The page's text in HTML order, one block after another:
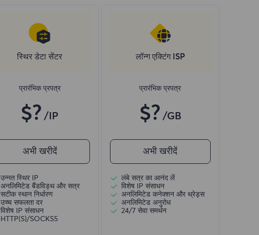
स्थिर डेटा सेंटर
प्रारंभिक प्रपत्र
$? /IP
अभी खरीदें
उन्नत स्थिर IP
अनलिमिटेड बैंडविड्थ और सत्र
सटीक स्थान निर्धारण
उच्च सफलता दर
विशेष IP संसाधन
HTTP(S)/SOCKS5
लॉन्ग एक्टिंग ISP
प्रारंभिक प्रपत्र
$? /GB
अभी खरीदें
लंबे सत्र का आनंद लें
विशेष IP संसाधन
अनलिमिटेड कनेक्शन और थ्रेड्स
अनलिमिटेड अनुरोध
24/7 सेवा समर्थन